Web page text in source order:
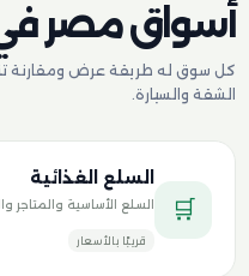
أسواق مصر
كل سوق له طريقة عرض ومقارنة
الشقة والسيارة.
🛒
السلع الغذائية
السلع الأساسية والمتاجر
قريبًا بالأسعار